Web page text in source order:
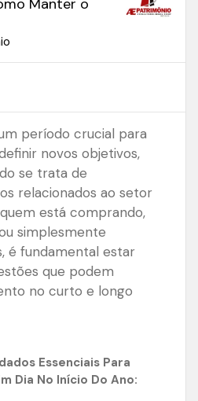
Manter o
período crucial para
novos objetivos,
se trata de
relacionados ao setor
está comprando,
simplesmente
é fundamental estar
que podem
no curto e longo
Essenciais Para
Dia No Início Do Ano: